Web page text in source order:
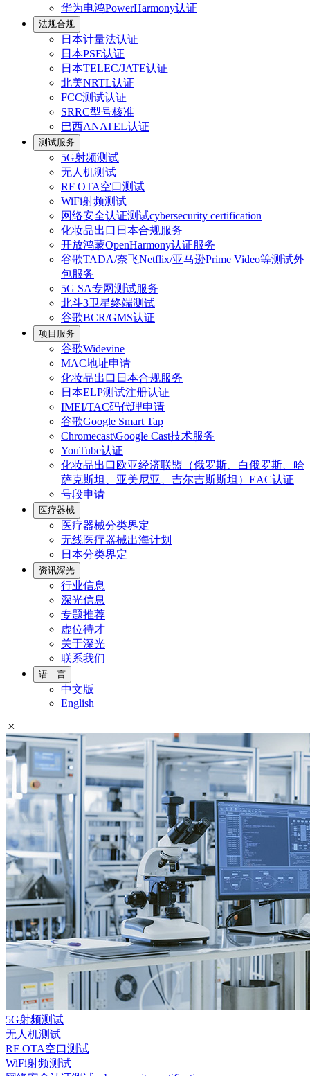
华为电鸿PowerHarmony认证
法规合规
日本计量法认证
日本PSE认证
日本TELEC/JATE认证
北美NRTL认证
FCC测试认证
SRRC型号核准
巴西ANATEL认证
测试服务
5G射频测试
无人机测试
RF OTA空口测试
WiFi射频测试
网络安全认证测试cybersecurity certification
化妆品出口日本合规服务
开放鸿蒙OpenHarmony认证服务
谷歌TADA/奈飞Netflix/亚马逊Prime Video等测试外
包服务
5G SA专网测试服务
北斗3卫星终端测试
谷歌BCR/GMS认证
项目服务
谷歌Widevine
MAC地址申请
化妆品出口日本合规服务
日本ELP测试注册认证
IMEI/TAC码代理申请
谷歌Google Smart Tap
Chromecast\Google Cast技术服务
YouTube认证
化妆品出口欧亚经济联盟（俄罗斯、白俄罗斯、哈
萨克斯坦、亚美尼亚、吉尔吉斯斯坦）EAC认证
号段申请
医疗器械
医疗器械分类界定
无线医疗器械出海计划
日本分类界定
资讯深光
行业信息
深光信息
专题推荐
虚位待才
关于深光
联系我们
语 言
中文版
English
5G射频测试
无人机测试
RF OTA空口测试
WiFi射频测试